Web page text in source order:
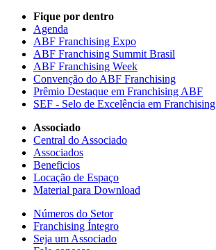
Fique por dentro
Agenda
ABF Franchising Expo
ABF Franchising Summit Brasil
ABF Franchising Week
Convenção do ABF Franchising
Prêmio Destaque em Franchising ABF
SEF - Selo de Excelência em Franchising
Associado
Central do Associado
Associados
Beneficios
Locação de Espaço
Material para Download
Números do Setor
Franchising Íntegro
Seja um Associado